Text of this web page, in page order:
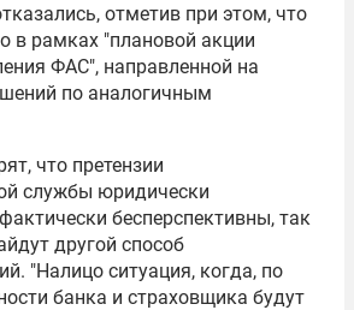
отметив при этом, что
в рамках "плановой акции
ФАС", направленной на
по аналогичным
что претензии
службы юридически
бесперспективны, так
другой способ
"Налицо ситуация, когда, по
банка и страховщика будут